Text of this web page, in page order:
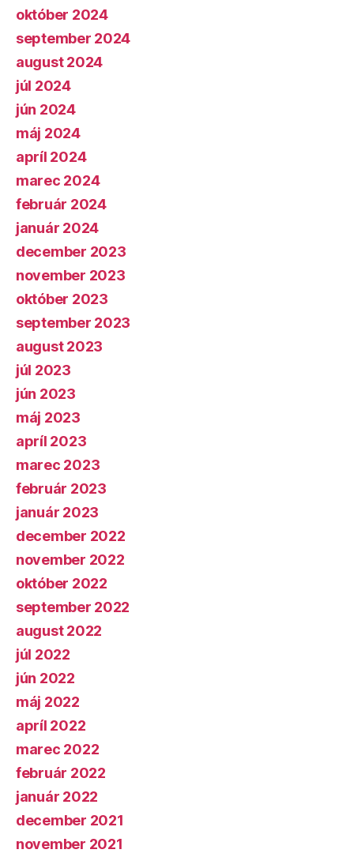
október 2024
september 2024
august 2024
júl 2024
jún 2024
máj 2024
apríl 2024
marec 2024
február 2024
január 2024
december 2023
november 2023
október 2023
september 2023
august 2023
júl 2023
jún 2023
máj 2023
apríl 2023
marec 2023
február 2023
január 2023
december 2022
november 2022
október 2022
september 2022
august 2022
júl 2022
jún 2022
máj 2022
apríl 2022
marec 2022
február 2022
január 2022
december 2021
november 2021